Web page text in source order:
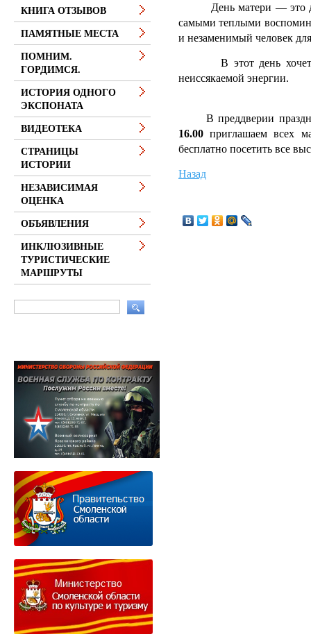
День матери — это
самыми теплыми
и незаменимый человек
В этот день хочется
неиссякаемой энергии.
В преддверии
16.00приглашаем всех
бесплатно посетить все
Назад
КНИГА ОТЗЫВОВ
ПАМЯТНЫЕ МЕСТА
ПОМНИМ.
ГОРДИМСЯ.
ИСТОРИЯ ОДНОГО
ЭКСПОНАТА
ВИДЕОТЕКА
СТРАНИЦЫ
ИСТОРИИ
НЕЗАВИСИМАЯ
ОЦЕНКА
ОБЪЯВЛЕНИЯ
ИНКЛЮЗИВНЫЕ
ТУРИСТИЧЕСКИЕ
МАРШРУТЫ